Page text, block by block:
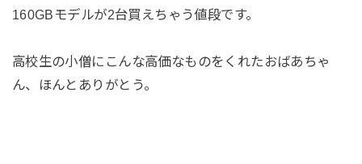
160GBモデルが2台買えちゃう値段です。
高校生の小僧にこんな高価なものをくれたおばあちゃ
ん、ほんとありがとう。